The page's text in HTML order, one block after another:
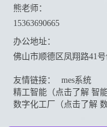
熊老师：
15363690665
办公地址：
佛山市顺德区凤翔路41
友情链接：
mes系统
精工智能（点击了解 智
数字化工厂（点击了解